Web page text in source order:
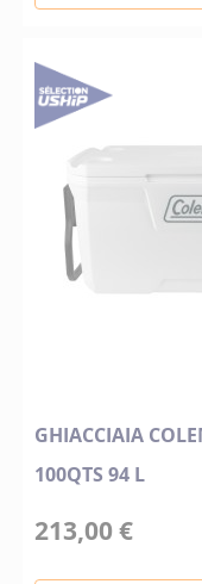
GHIACCIAIA
100QTS 94 L
213,00 €